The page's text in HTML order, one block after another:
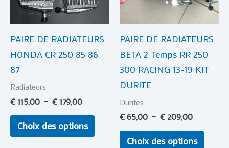
PAIRE DE RADIATEURS
HONDA CR 250 85 86
87
Radiateurs
€115,00 – €179,00
Choix des options
Les
options
peuvent
être
choisies
page
PAIRE DE RADIATEURS
BETA 2 Temps RR 250
300 RACING 13-19 KIT
DURITE
Durites
€65,00 – € 209,00
Choix des options
Les
être
du